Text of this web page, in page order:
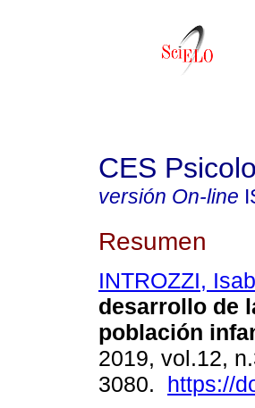
CES
versión On-line
Resumen
INTROZZI,
desarrollo de
población
2019, vol.12,
3080. https://